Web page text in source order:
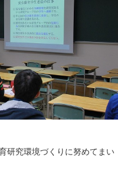
研究環境づくりに努めてまい